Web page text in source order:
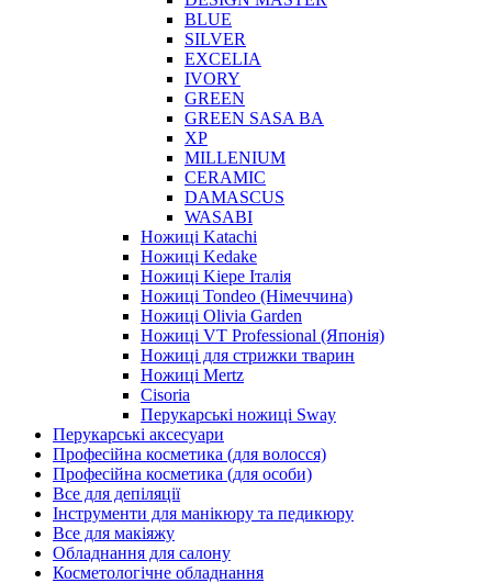
BLUE
SILVER
EXCELIA
IVORY
GREEN
GREEN SASA BA
XP
MILLENIUM
CERAMIC
DAMASCUS
WASABI
Ножиці Katachi
Ножиці Kedake
Ножиці Kiepe Італія
Ножиці Tondeo (Німеччина)
Ножиці Olivia Garden
Ножиці VT Professional (Японія)
Ножиці для стрижки тварин
Ножиці Mertz
Cisoria
Перукарські ножиці Sway
Перукарські аксесуари
Професійна косметика (для волосся)
Професійна косметика (для особи)
Все для депіляції
Інструменти для манікюру та педикюру
Все для макіяжу
Обладнання для салону
Косметологічне обладнання